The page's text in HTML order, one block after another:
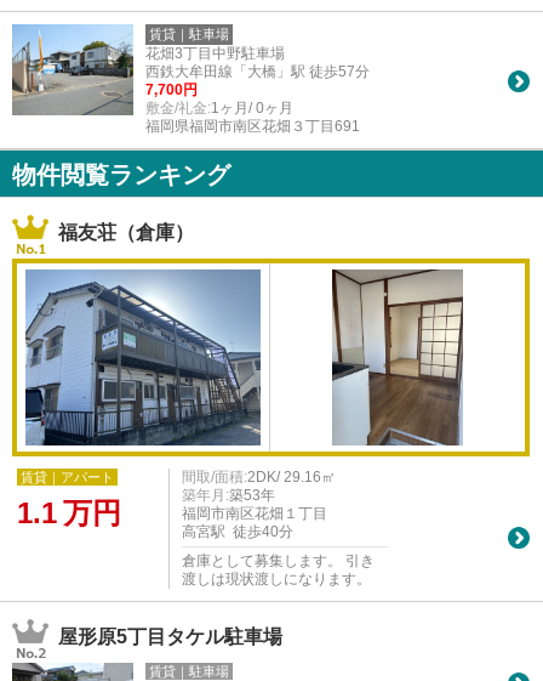
賃貸｜駐車場
花畑3丁目中野駐車場
西鉄大牟田線「大橋」駅 徒歩57分
7,700円
敷金/礼金:1ヶ月/ 0ヶ月
福岡県福岡市南区花畑３丁目691
物件閲覧ランキング
福友荘（倉庫）
賃貸｜アパート
1.1万円
間取/面積:2DK/ 29.16㎡
築年月:築53年
福岡市南区花畑１丁目
高宮駅 徒歩40分
倉庫として募集します。 引き
渡しは現状渡しになります。
屋形原5丁目タケル駐車場
賃貸｜駐車場